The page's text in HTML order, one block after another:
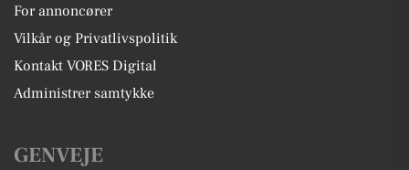
For annoncører
Vilkår og Privatlivspolitik
Kontakt VORES Digital
Administrer samtykke
GENVEJE